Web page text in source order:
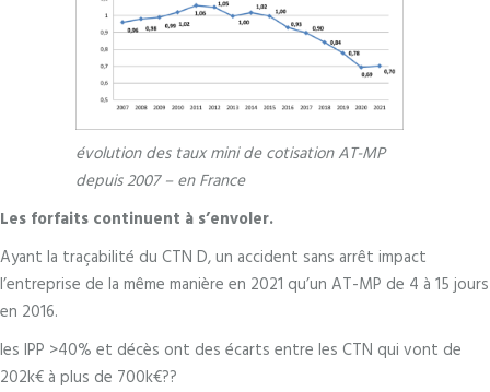
évolution des taux mini de cotisation AT-MP
depuis 2007 – en France
Les forfaits continuent à s’envoler.
Ayant la traçabilité du CTN D, un accident sans arrêt impact
l’entreprise de la même manière en 2021 qu’un AT-MP de 4 à 15 jours
en 2016.
les IPP >40% et décès ont des écarts entre les CTN qui vont de
202k€ à plus de 700k€??